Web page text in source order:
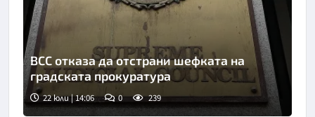
Снимка: БТА
ВСС отказа да отстрани шефката на
градската прокуратура
22 юли | 14:06 0 239